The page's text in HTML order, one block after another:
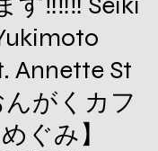
Annette St
がくカフ
ぐみ】